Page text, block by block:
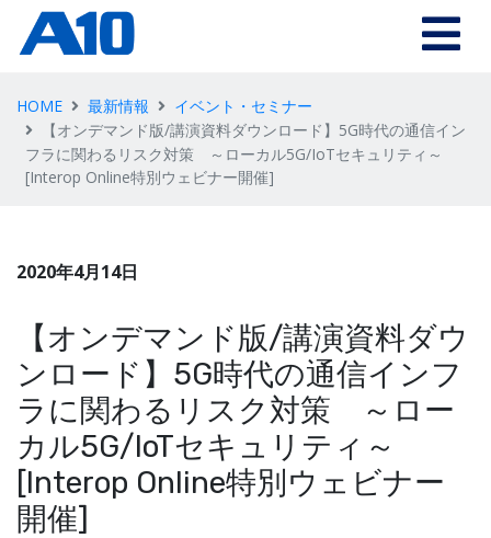
HOME 最新情報
イベント・セミナー
【オンデマンド版/講演資料ダウンロード】5G時代の通信イン
フラに関わるリスク対策 ～ローカル5G/IoTセキュリティ～
[Interop Online特別ウェビナー開催]
2020年4月14日
【オンデマンド版/講演資料ダウ
ンロード】5G時代の通信インフ
ラに関わるリスク対策 ～ロー
カル5G/IoTセキュリティ～
[Interop Online特別ウェビナー
開催]